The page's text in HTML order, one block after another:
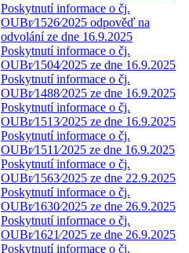
Poskytnutí informace o čj.
OUBr⁄1526⁄2025 odpověď na
odvolání ze dne 16.9.2025
Poskytnutí informace o čj.
OUBr⁄1504⁄2025 ze dne 16.9.2025
Poskytnutí informace o čj.
OUBr⁄1488⁄2025 ze dne 16.9.2025
Poskytnutí informace o čj.
OUBr⁄1513⁄2025 ze dne 16.9.2025
Poskytnutí informace o čj.
OUBr⁄1511⁄2025 ze dne 16.9.2025
Poskytnutí informace o čj.
OUBr⁄1563⁄2025 ze dne 22.9.2025
Poskytnutí informace o čj.
OUBr⁄1630⁄2025 ze dne 26.9.2025
Poskytnutí informace o čj.
OUBr⁄1621⁄2025 ze dne 26.9.2025
Poskytnutí informace o čj.